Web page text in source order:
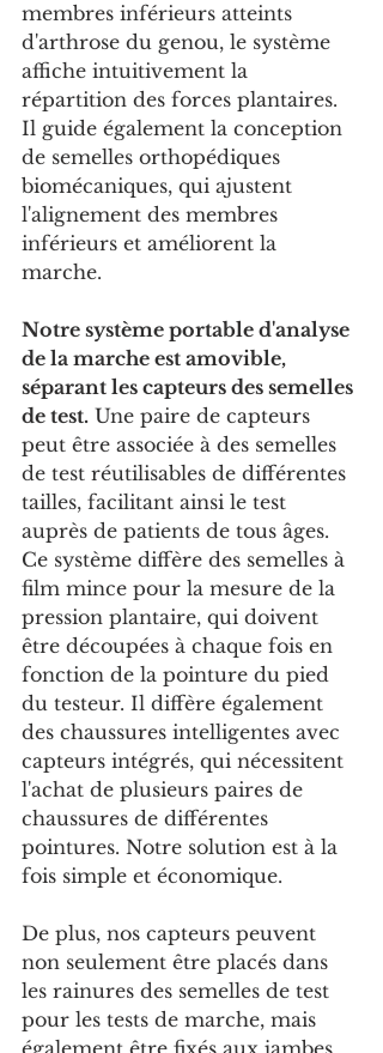
membres inférieurs atteints
d'arthrose du genou, le système
affiche intuitivement la
répartition des forces plantaires.
Il guide également la conception
de semelles orthopédiques
biomécaniques, qui ajustent
l'alignement des membres
inférieurs et améliorent la
marche.
Notre système portable d'analyse
de la marche est amovible,
séparant les capteurs des semelles
de test. Une paire de capteurs
peut être associée à des semelles
de test réutilisables de différentes
tailles, facilitant ainsi le test
auprès de patients de tous âges.
Ce système diffère des semelles à
film mince pour la mesure de la
pression plantaire, qui doivent
être découpées à chaque fois en
fonction de la pointure du pied
du testeur. Il diffère également
des chaussures intelligentes avec
capteurs intégrés, qui nécessitent
l'achat de plusieurs paires de
chaussures de différentes
pointures. Notre solution est à la
fois simple et économique.
De plus, nos capteurs peuvent
non seulement être placés dans
les rainures des semelles de test
pour les tests de marche, mais